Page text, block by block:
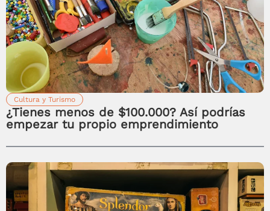
Cultura y Turismo
¿Tienes menos de $100.000? Así podrías
empezar tu propio emprendimiento